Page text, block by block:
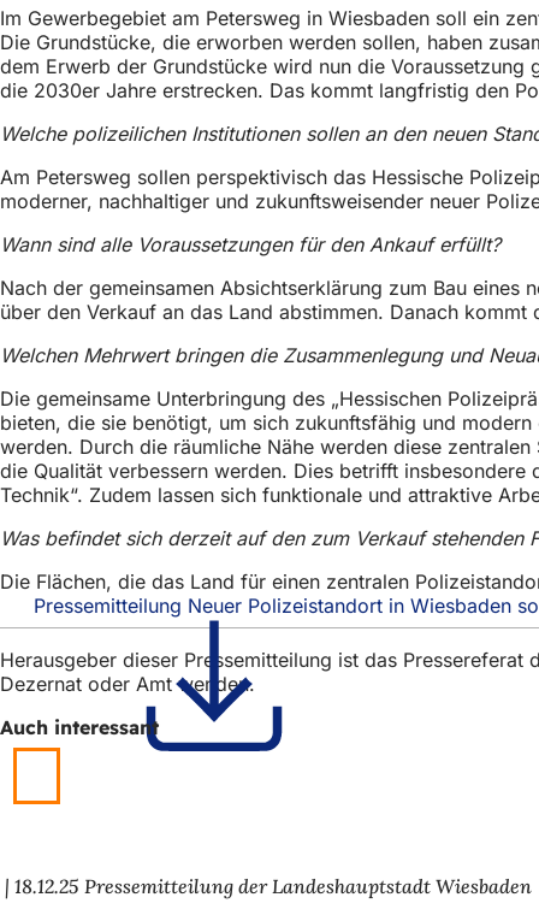
Im Gewerbegebiet am Petersweg in Wiesbaden soll ein
Die Grundstücke, die erworben werden sollen, haben
dem Erwerb der Grundstücke wird nun die
die 2030er Jahre erstrecken. Das kommt langfristig den
Welche polizeilichen Institutionen sollen an den neuen
Am Petersweg sollen perspektivisch das Hessische
moderner, nachhaltiger und zukunftsweisender neuer
Wann sind alle Voraussetzungen für den Ankauf erfüllt?
Nach der gemeinsamen Absichtserklärung zum Bau
über den Verkauf an das Land abstimmen. Danach
Welchen Mehrwert bringen die Zusammenlegung und
Die gemeinsame Unterbringung des „Hessischen
bieten, die sie benötigt, um sich zukunftsfähig und
werden. Durch die räumliche Nähe werden diese
die Qualität verbessern werden. Dies betrifft
Technik“. Zudem lassen sich funktionale und attraktive
Was befindet sich derzeit auf den zum Verkauf stehenden
Die Flächen, die das Land für einen zentralen
Pressemitteilung Neuer Polizeistandort in Wiesbaden
Herausgeber dieser Pressemitteilung ist das
Dezernat oder Amt wenden.
Auch interessant
18.12.25 Pressemitteilung der Landeshauptstadt Wiesbaden